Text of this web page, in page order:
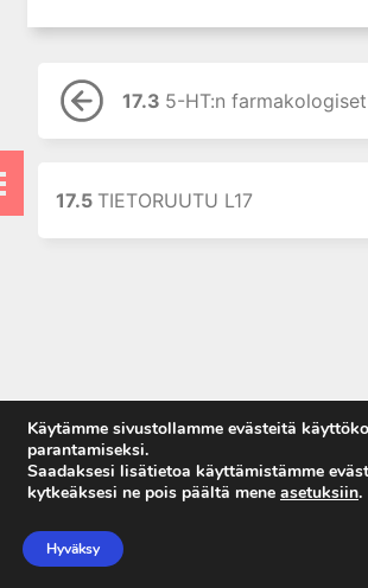
8. Lääkemuodot ja antoreitit
perusteet
10. Kolinergistä stimulaatiota
aiheuttavat lääkkeet
muskariinireseptoreita
salpaavat lääkkeet
salpaajat
15. Puudutteet
16. Histamiini ja
histamiinireseptoreihin
17. 5-hydroksitryptamiini ja 5-
17.3 5-HT:n
17.5 TIETORUUTU L17
Tietosuojaseloste
Käyttöehdot
Käytämme sivustollamme evästeitä
parantamiseksi.
Saadaksesi lisätietoa käyttämistämme
kytkeäksesi ne pois päältä mene asetuksiin.
Hyväksy